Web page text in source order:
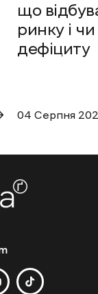
що
ринку і
дефіциту
04 Cерпня